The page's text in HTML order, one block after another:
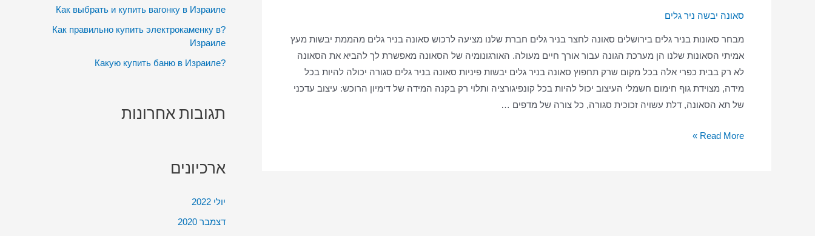
סאונה יבשה ניר גלים
מבחר סאונות בניר גלים בירושלים סאונה לחצר בניר גלים חברת שלנו מציעה לרכוש סאונה בניר גלים מהממת יבשות מעץ
אמיתי הסאונות שלנו הן מערכת הגונה עבור אורך חיים מעולה. האורגונומיה של הסאונה מאפשרת לך להביא את הסאונה
לא רק בבית כפרי אלה בכל מקום שרק תחפוץ סאונה בניר גלים יבשות פיניות סאונה בניר גלים סגורה יכולה להיות בכל
מידה, מצוידת גוף חימום חשמלי העיצוב יכול להיות בכל קונפיגורציה ותלוי רק בקנה המידה של דימיון הרוכש: עיצוב עדכני
של תא הסאונה, דלת עשויה זכוכית סגורה, כל צורה של מדפים …
סאונה
Read More »
:
Как выбрать и купить вагонку в Израиле
?Как правильно купить электрокаменку в
Израиле
?Какую купить баню в Израиле
תגובות אחרונות
ארכיונים
יולי 2022
דצמבר 2020